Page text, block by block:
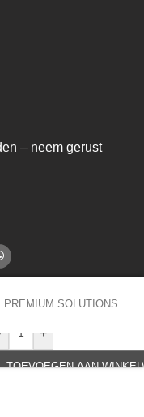
– neem gerust
. PREMIUM SOLUTIONS.
+
TOEVOEGEN AAN